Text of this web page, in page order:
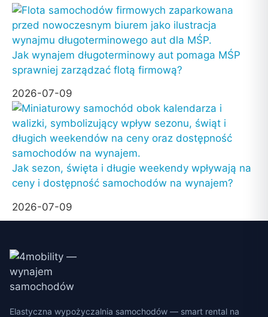
Jak wynajem długoterminowy aut pomaga MŚP
sprawniej zarządzać flotą firmową?
2026-07-09
Jak sezon, święta i długie weekendy wpływają na
ceny i dostępność samochodów na wynajem?
2026-07-09
Elastyczna wypożyczalnia samochodów — smart rental na